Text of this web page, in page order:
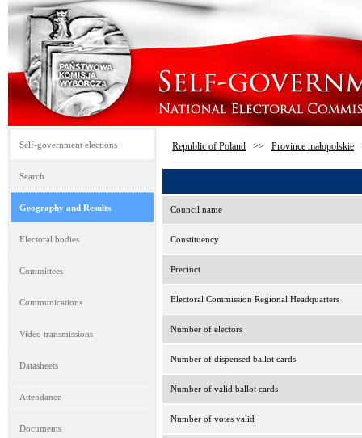
Self-government elections
Search
Geography and Results
Electoral bodies
Committees
Communications
Video transmissions
Datasheets
Attendance
Documents
Republic of Poland >> Province małopolskie
Council name
Constituency
Precinct
Electoral Commission Regional Headquarters
Number of electors
Number of dispensed ballot cards
Number of valid ballot cards
Number of votes valid